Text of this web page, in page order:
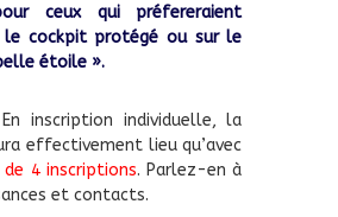
ceux qui préfereraient
le cockpit protégé ou sur le
étoile ».
En inscription individuelle, la
effectivement lieu qu’avec
4 inscriptions. Parlez-en à
et contacts.